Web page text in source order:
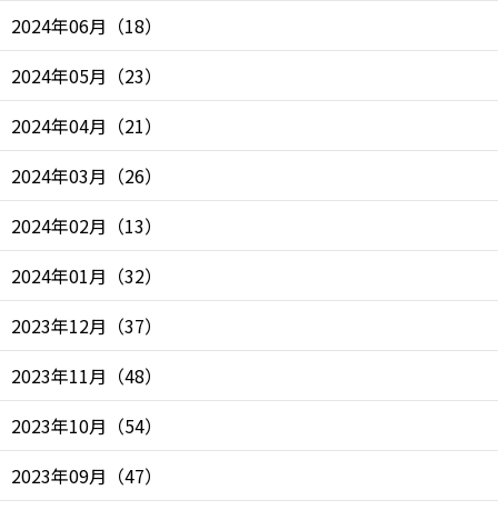
2024年06月 （18）
2024年05月 （23）
2024年04月 （21）
2024年03月 （26）
2024年02月 （13）
2024年01月 （32）
2023年12月 （37）
2023年11月 （48）
2023年10月 （54）
2023年09月 （47）